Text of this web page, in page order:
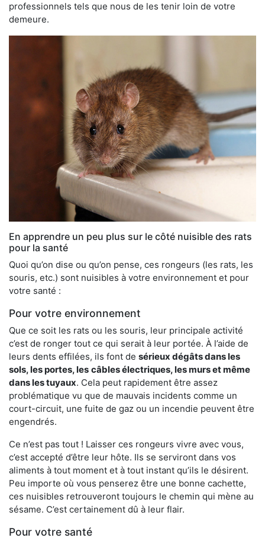
professionnels tels que nous de les tenir loin de votre
demeure.
En apprendre un peu plus sur le côté nuisible des rats
pour la santé
Quoi qu’on dise ou qu’on pense, ces rongeurs (les rats, les
souris, etc.) sont nuisibles à votre environnement et pour
votre santé :
Pour votre environnement
Que ce soit les rats ou les souris, leur principale activité
c’est de ronger tout ce qui serait à leur portée. À l’aide de
leurs dents effilées, ils font de sérieux dégâts dans les
sols, les portes, les câbles électriques, les murs et même
dans les tuyaux. Cela peut rapidement être assez
problématique vu que de mauvais incidents comme un
court-circuit, une fuite de gaz ou un incendie peuvent être
engendrés.
Ce n’est pas tout ! Laisser ces rongeurs vivre avec vous,
c’est accepté d’être leur hôte. Ils se serviront dans vos
aliments à tout moment et à tout instant qu’ils le désirent.
Peu importe où vous penserez être une bonne cachette,
ces nuisibles retrouveront toujours le chemin qui mène au
sésame. C’est certainement dû à leur flair.
Pour votre santé